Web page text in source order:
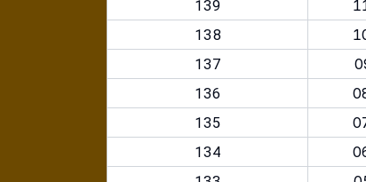
139
138
137
136
135
134